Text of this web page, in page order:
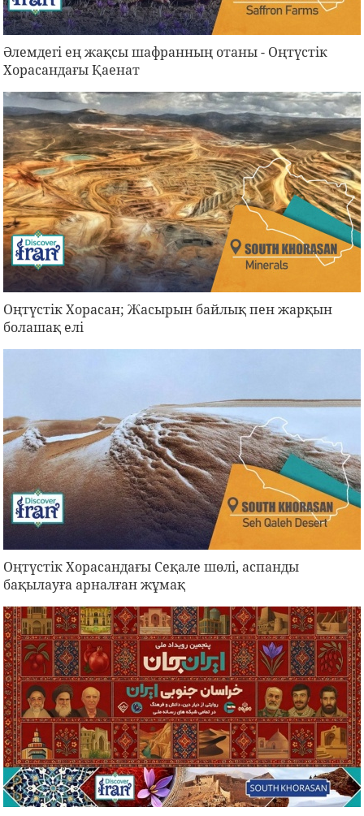
Әлемдегі ең жақсы шафранның отаны - Оңтүстік
Хорасандағы Қаенат
Оңтүстік Хорасан; Жасырын байлық пен жарқын
болашақ елі
Оңтүстік Хорасандағы Сеқале шөлі, аспанды
бақылауға арналған жұмақ